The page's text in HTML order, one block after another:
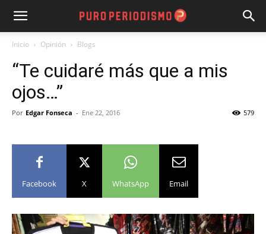
Inicio Opinión Blogs
“Te cuidaré más que a mis
ojos…”
Por Edgar Fonseca - Ene 22, 2016 579
Facebook X WhatsApp Email